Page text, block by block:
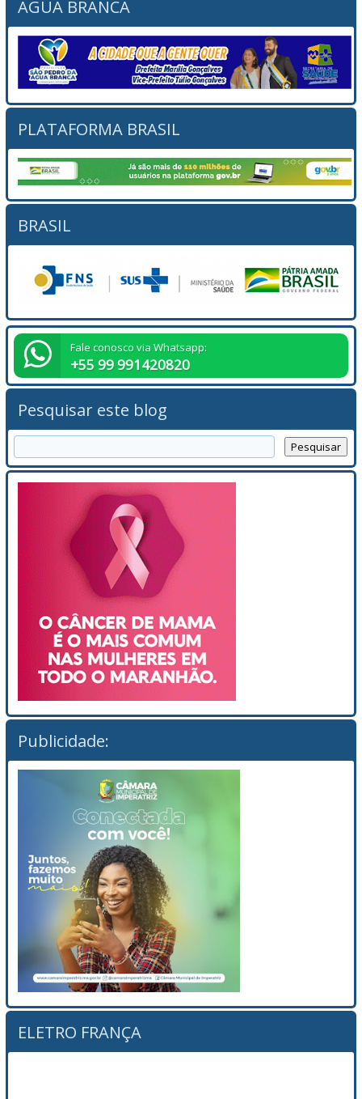
ÁGUA BRANCA
PLATAFORMA BRASIL
BRASIL
Fale conosco via Whatsapp:
+55 99 991420820
Pesquisar este blog
Publicidade:
ELETRO FRANÇA